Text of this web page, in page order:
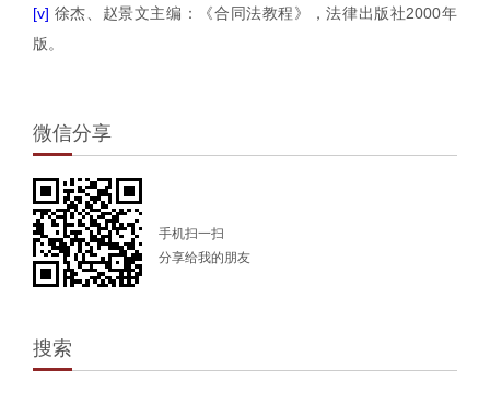
[v] 徐杰、赵景文主编：《合同法教程》，法律出版社2000年
版。
微信分享
手机扫一扫
分享给我的朋友
搜索